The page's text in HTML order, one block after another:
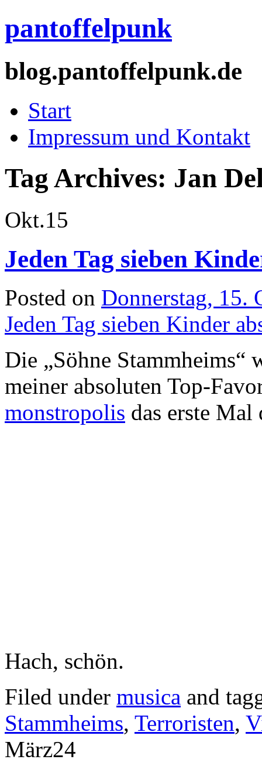
pantoffelpunk
blog.pantoffelpunk.de
Start
Impressum und Kontakt
Tag Archives: Jan
Okt.15
Jeden Tag sieben
Posted on Donnerstag, 15.
Jeden Tag sieben Kinder
Die „Söhne Stammheims“
meiner absoluten Top-
monstropolis das erste Mal
Hach, schön.
Filed under musica and
Stammheims, Terroristen,
März24